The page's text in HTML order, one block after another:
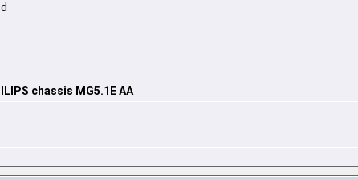
chassis MG5.1E AA